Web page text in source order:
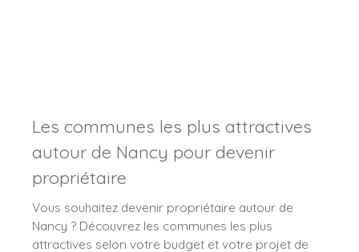
Les communes les plus attractives
autour de Nancy pour devenir
propriétaire
Vous souhaitez devenir propriétaire autour de
Nancy ? Découvrez les communes les plus
attractives selon votre budget et votre projet de